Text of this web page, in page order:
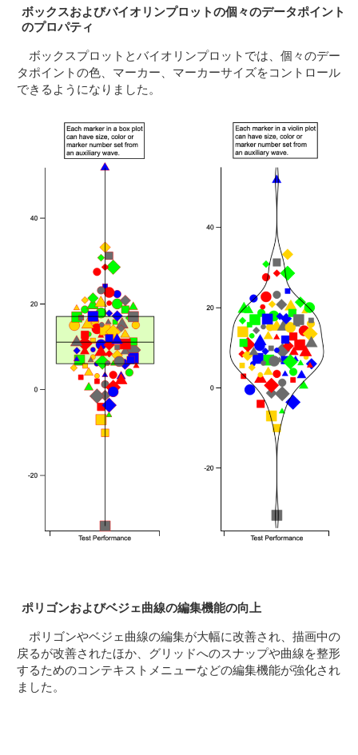
ボックスおよびバイオリンプロットの個々のデータポイント
のプロパティ
ボックスプロットとバイオリンプロットでは、個々のデー
タポイントの色、マーカー、マーカーサイズをコントロール
できるようになりました。
ポリゴンおよびベジェ曲線の編集機能の向上
ポリゴンやベジェ曲線の編集が大幅に改善され、描画中の
戻るが改善されたほか、グリッドへのスナップや曲線を整形
するためのコンテキストメニューなどの編集機能が強化され
ました。